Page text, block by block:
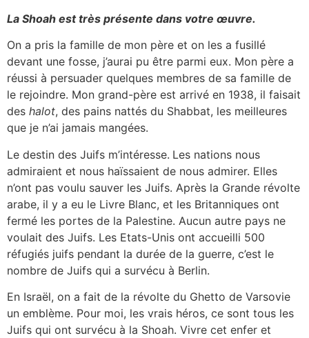
La Shoah est très présente dans votre œuvre.
On a pris la famille de mon père et on les a fusillé
devant une fosse, j’aurai pu être parmi eux. Mon père a
réussi à persuader quelques membres de sa famille de
le rejoindre. Mon grand-père est arrivé en 1938, il faisait
des halot, des pains nattés du Shabbat, les meilleures
que je n’ai jamais mangées.
Le destin des Juifs m’intéresse. Les nations nous
admiraient et nous haïssaient de nous admirer. Elles
n’ont pas voulu sauver les Juifs. Après la Grande révolte
arabe, il y a eu le Livre Blanc, et les Britanniques ont
fermé les portes de la Palestine. Aucun autre pays ne
voulait des Juifs. Les Etats-Unis ont accueilli 500
réfugiés juifs pendant la durée de la guerre, c’est le
nombre de Juifs qui a survécu à Berlin.
En Israël, on a fait de la révolte du Ghetto de Varsovie
un emblème. Pour moi, les vrais héros, ce sont tous les
Juifs qui ont survécu à la Shoah. Vivre cet enfer et